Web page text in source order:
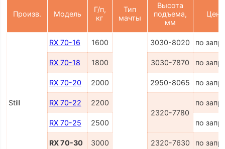
Произв. Модель
Г/п,
кг
Тип
мачты
Высота
подъема,
мм
Цена
Still
RX 70-16 1600 3030-8020 по
RX 70-18 1800 3030-7870 по
RX 70-20 2000 2950-8065 по
RX 70-22
2200
2320-7780
по
RX 70-25 2500 по
RX 70-30 3000 2320-7630 по